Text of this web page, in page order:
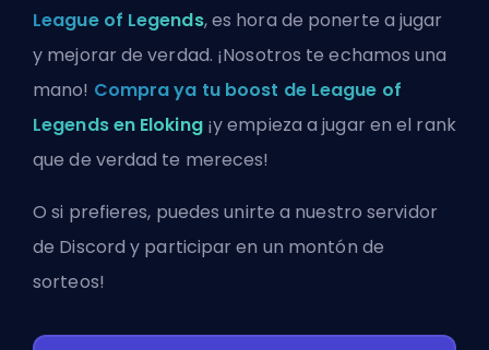
League of Legends, es hora de ponerte a jugar
y mejorar de verdad. ¡Nosotros te echamos una
mano! Compra ya tu boost de League of
Legends en Eloking¡y empieza a jugar en el rank
que de verdad te mereces!
O si prefieres, puedesunirte a nuestro servidor
de Discord y participar en un montón de
sorteos!